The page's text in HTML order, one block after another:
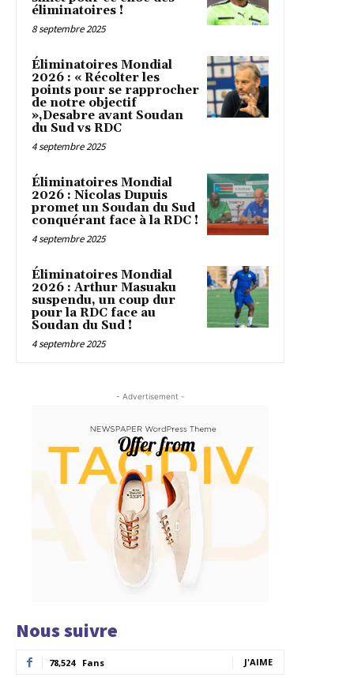
éliminatoires !
8 septembre 2025
Éliminatoires Mondial
2026 : « Récolter les
points pour se rapprocher
de notre objectif
»,Desabre avant Soudan
du Sud vs RDC
4 septembre 2025
Éliminatoires Mondial
2026 : Nicolas Dupuis
promet un Soudan du Sud
conquérant face à la RDC !
4 septembre 2025
Éliminatoires Mondial
2026 : Arthur Masuaku
suspendu, un coup dur
pour la RDC face au
Soudan du Sud !
4 septembre 2025
- Advertisement -
Nous suivre
78,524 Fans J'AIME